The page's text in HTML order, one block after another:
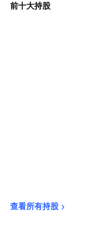
前十大持股
查看所有持股